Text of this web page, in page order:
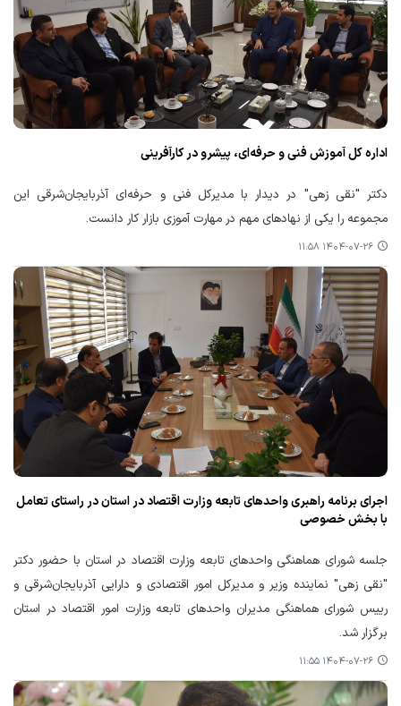
اداره کل آموزش فنی و حرفه‌ای، پیشرو در کارآفرینی
دکتر "نقی زهی" در دیدار با مدیرکل فنی و حرفه‌ای آذربایجان‌شرقی این
مجموعه را یکی از نهادهای مهم در مهارت آموزی بازار کار دانست.
۱۴۰۴-۰۷-۲۶ ۱۱:۵۸
اجرای برنامه راهبری واحدهای تابعه وزارت اقتصاد در استان در راستای تعامل
با بخش خصوصی
جلسه شورای هماهنگی واحدهای تابعه وزارت اقتصاد در استان با حضور دکتر
"نقی زهی" نماینده وزیر و مدیرکل امور اقتصادی و دارایی آذربایجان‌شرقی و
رییس شورای هماهنگی مدیران واحدهای تابعه وزارت امور اقتصاد در استان
برگزار شد.
۱۴۰۴-۰۷-۲۶ ۱۱:۵۵